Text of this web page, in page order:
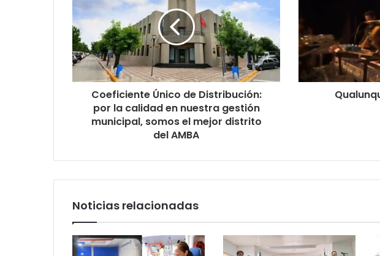
Coeficiente Único de Distribución:
por la calidad en nuestra gestión
municipal, somos el mejor distrito
del AMBA
Noticias relacionadas